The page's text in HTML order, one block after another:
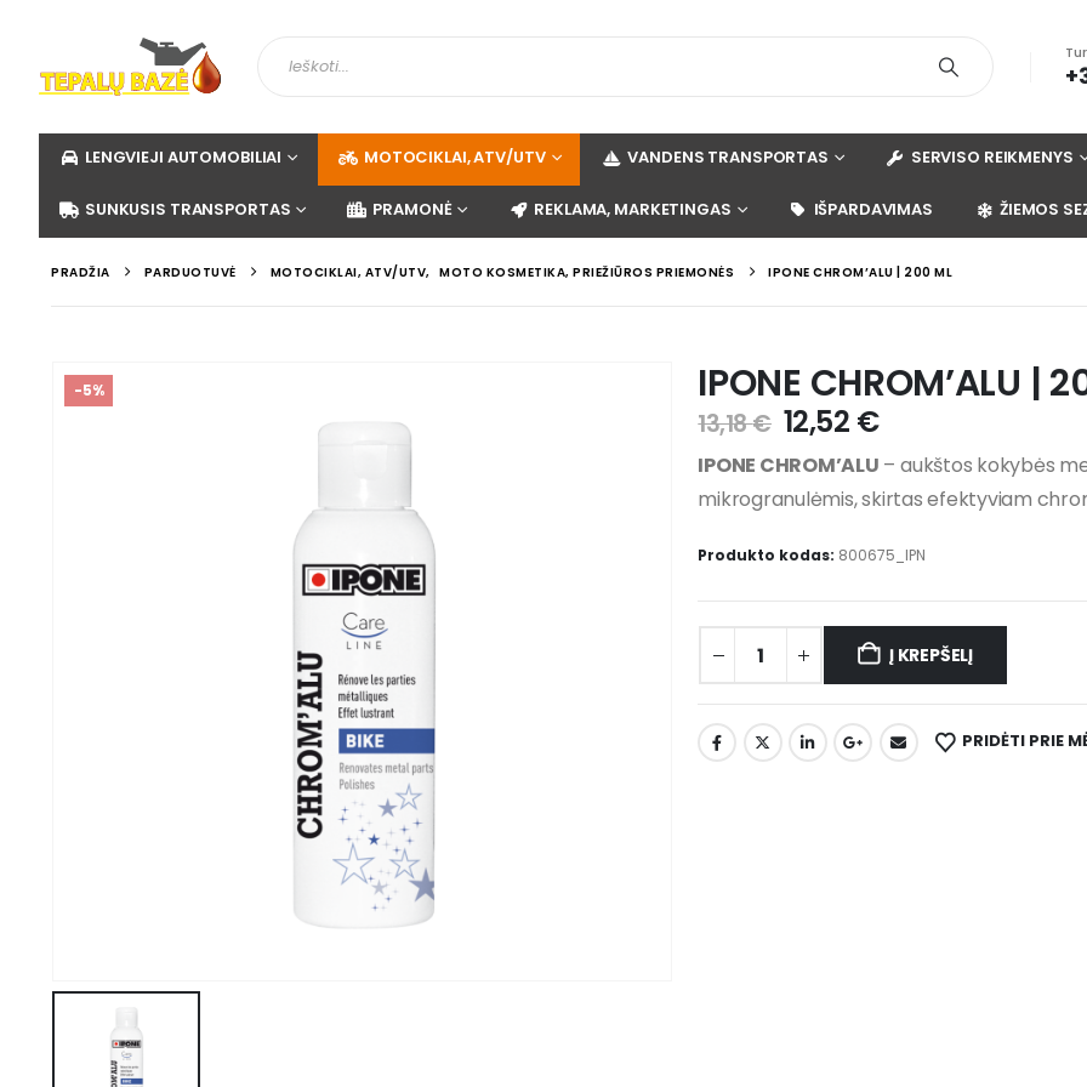
LENGVIEJI AUTOMOBILIAI MOTOCIKLAI, ATV/UTV VANDENS TRANSPORTAS SERVISO REIKMENYS
SUNKUSIS TRANSPORTAS PRAMONĖ REKLAMA, MARKETINGAS IŠPARDAVIMAS ŽIEMOS
PRADŽIA PARDUOTUVĖ MOTOCIKLAI, ATV/UTV, MOTO KOSMETIKA, PRIEŽIŪROS PRIEMONĖS IPONE CHROM’ALU | 200 ML
-5% IPONE CHROM’ALU |
13,18€ 12,52 €
IPONE CHROM’ALU – aukštos kokybės
mikrogranulėmis, skirtas efektyviam
Produkto kodas: 800675_IPN
Į KREPŠELĮ
PRIDĖTI PRIE